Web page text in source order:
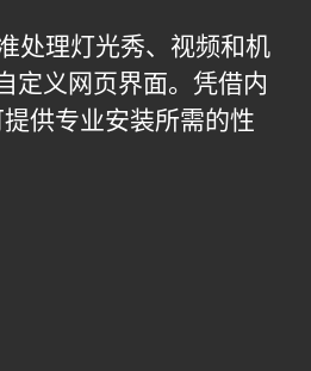
处理灯光秀、视频和机
定义网页界面。凭借内
供专业安装所需的性